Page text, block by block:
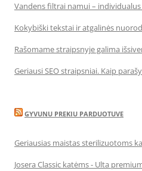
Vandens filtrai namui –
Kokybiški tekstai ir atgalinės
Rašomame straipsnyje galima
Geriausi SEO straipsniai. Kaip
GYVUNU PREKIU PARDUOTUVE
Geriausias maistas sterilizuotoms
Josera Classic katėms - Ulta